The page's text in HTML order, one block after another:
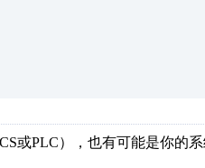
或PLC），也有可能是你的